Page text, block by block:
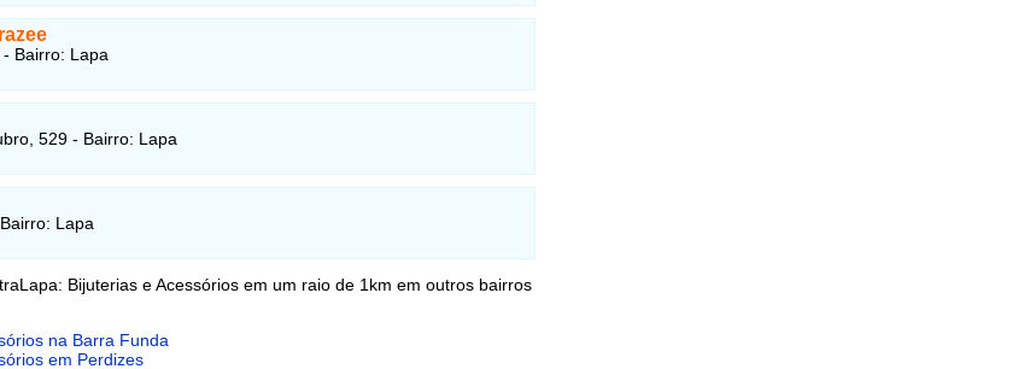
Bairro: Lapa
529 - Bairro: Lapa
Lapa
Bijuterias e Acessórios em um raio de 1km em outros bairros
na Barra Funda
em Perdizes